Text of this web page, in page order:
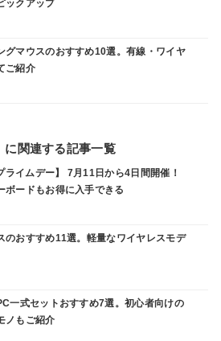
ックアップ
グマウスのおすすめ10選。有線・ワイヤ
ご紹介
に関連する記事一覧
ライムデー】 7月11日から4日間開催！
ボードもお得に入手できる
のおすすめ11選。軽量なワイヤレスモデ
一式セットおすすめ7選。初心者向けの
ノもご紹介